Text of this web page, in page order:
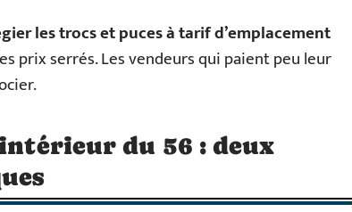
les trocs et puces à tarif d’emplacement
prix serrés. Les vendeurs qui paient peu leur
du 56 : deux